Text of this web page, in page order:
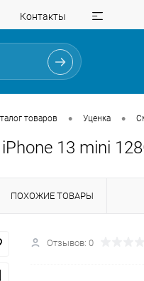
Контакты
товаров • Уценка •
13 mini
ПОХОЖИЕ ТОВАРЫ
Отзывов: 0